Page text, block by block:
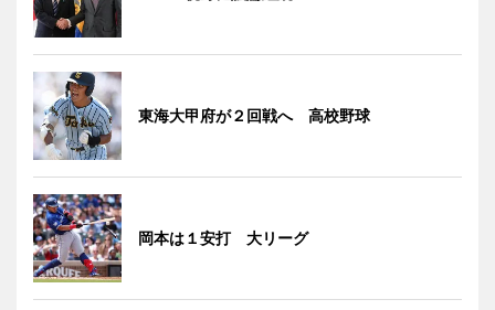
東海大甲府が２回戦へ 高校野球
岡本は１安打 大リーグ